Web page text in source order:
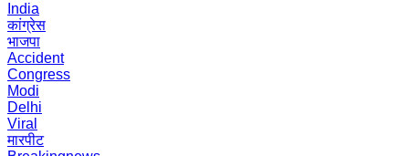
India
कांग्रेस
भाजपा
Accident
Congress
Modi
Delhi
Viral
मारपीट